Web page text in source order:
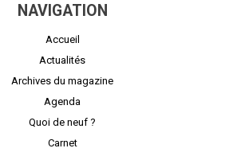
NAVIGATION
Accueil
Actualités
Archives du magazine
Agenda
Quoi de neuf ?
Carnet